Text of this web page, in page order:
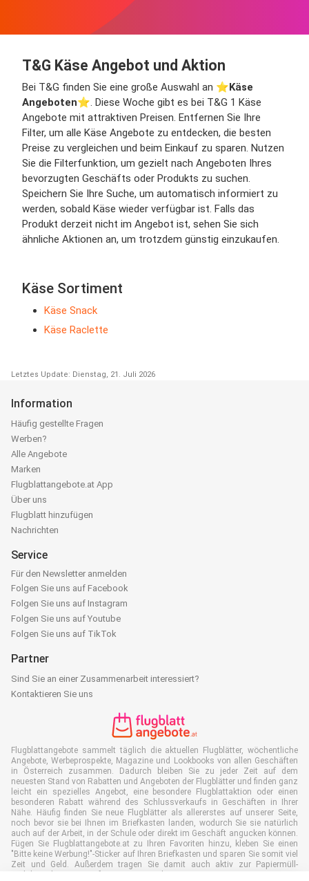
T&G Käse Angebot und Aktion
Bei T&G finden Sie eine große Auswahl an ⭐️Käse
Angeboten⭐️. Diese Woche gibt es bei T&G 1 Käse
Angebote mit attraktiven Preisen. Entfernen Sie Ihre
Filter, um alle Käse Angebote zu entdecken, die besten
Preise zu vergleichen und beim Einkauf zu sparen. Nutzen
Sie die Filterfunktion, um gezielt nach Angeboten Ihres
bevorzugten Geschäfts oder Produkts zu suchen.
Speichern Sie Ihre Suche, um automatisch informiert zu
werden, sobald Käse wieder verfügbar ist. Falls das
Produkt derzeit nicht im Angebot ist, sehen Sie sich
ähnliche Aktionen an, um trotzdem günstig einzukaufen.
Käse Sortiment
Käse Snack
Käse Raclette
Letztes Update: Dienstag, 21. Juli 2026
Information
Häufig gestellte Fragen
Werben?
Alle Angebote
Marken
Flugblattangebote.at App
Über uns
Flugblatt hinzufügen
Nachrichten
Service
Für den Newsletter anmelden
Folgen Sie uns auf Facebook
Folgen Sie uns auf Instagram
Folgen Sie uns auf Youtube
Folgen Sie uns auf TikTok
Partner
Sind Sie an einer Zusammenarbeit interessiert?
Kontaktieren Sie uns
Flugblattangebote sammelt täglich die aktuellen Flugblätter, wöchentliche
Angebote, Werbeprospekte, Magazine und Lookbooks von allen Geschäften
in Österreich zusammen. Dadurch bleiben Sie zu jeder Zeit auf dem
neuesten Stand von Rabatten und Angeboten der Flugblätter und finden ganz
leicht ein spezielles Angebot, eine besondere Flugblattaktion oder einen
besonderen Rabatt während des Schlussverkaufs in Geschäften in Ihrer
Nähe. Häufig finden Sie neue Flugblätter als allererstes auf unserer Seite,
noch bevor sie bei Ihnen im Briefkasten landen, wodurch Sie sie natürlich
auch auf der Arbeit, in der Schule oder direkt im Geschäft angucken können.
Fügen Sie Flugblattangebote.at zu Ihren Favoriten hinzu, kleben Sie einen
"Bitte keine Werbung!"-Sticker auf Ihren Briefkasten und sparen Sie somit viel
Zeit und Geld. Außerdem tragen Sie damit auch aktiv zur Papiermüll-
Reduktion bei, was gut für unsere Umwelt ist.